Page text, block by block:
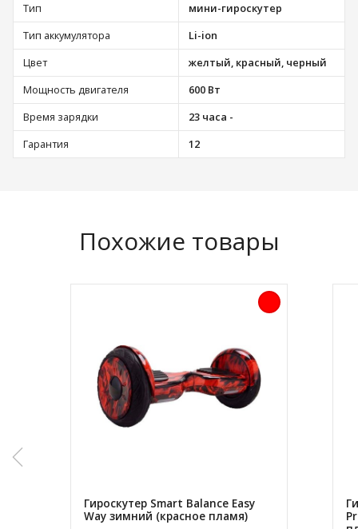
Тип
мини-гироскутер
Тип аккумулятора
Li-ion
Цвет
желтый, красный, черный
Мощность двигателя
600 Вт
Время зарядки
23 часа -
Гарантия
12
Похожие товары
Гироскутер Smart Balance Easy
Way зимний (красное пламя)